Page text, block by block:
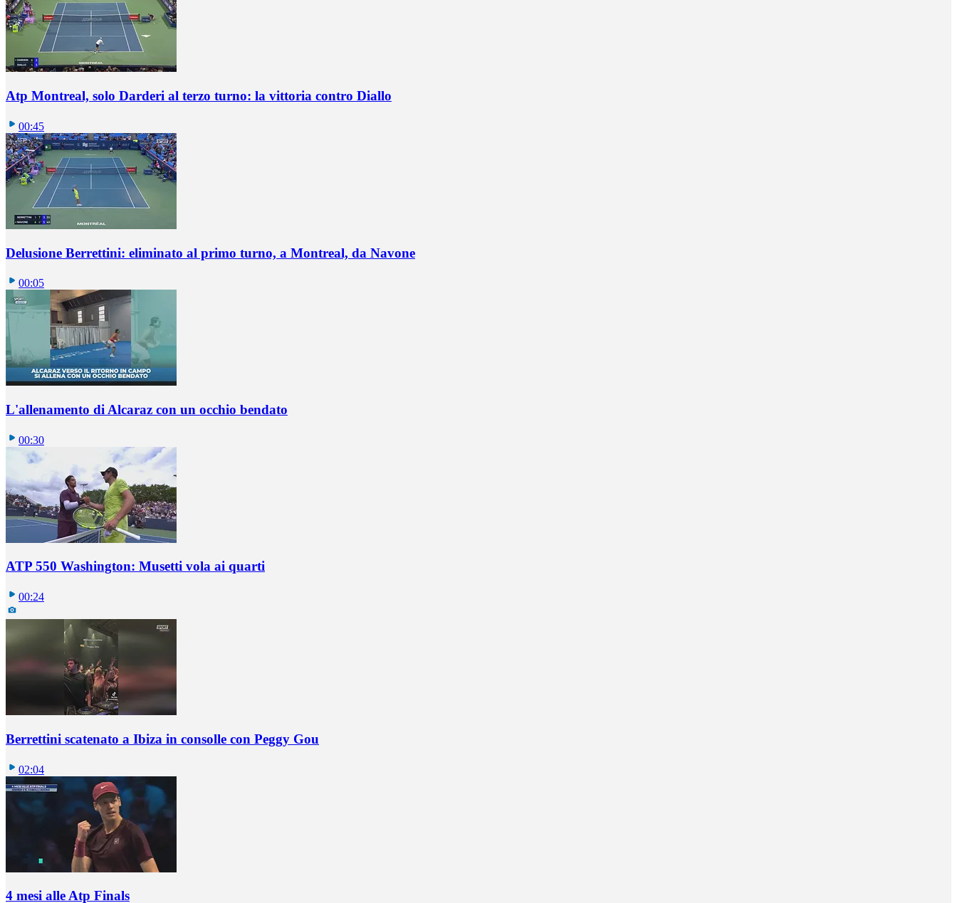
Atp Montreal, solo Darderi al terzo turno: la vittoria contro Diallo
00:45
Delusione Berrettini: eliminato al primo turno, a Montreal, da Navone
00:05
L'allenamento di Alcaraz con un occhio bendato
00:30
ATP 550 Washington: Musetti vola ai quarti
00:24
Berrettini scatenato a Ibiza in consolle con Peggy Gou
02:04
4 mesi alle Atp Finals